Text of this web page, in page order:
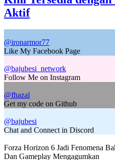
Aktif
@ironarmor77
Like My Facebook Page
@bajubesi_network
Follow Me on Instagram
@fhazal
Get my code on Github
@bajubesi
Chat and Connect in Discord
Forza Horizon 6 Jadi Fenomena
Dan Gameplay Mengagumkan